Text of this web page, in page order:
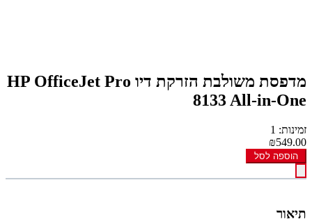
מדפסת משולבת הזרקת דיו HP OfficeJet Pro
8133 All-in-One
זמינות: 1
₪549.00
הוספה לסל
תיאור